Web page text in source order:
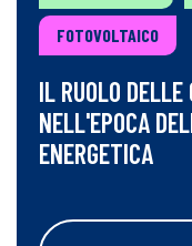
FOTOVOLTAICO
IL RUOLO
NELL'EPOCA
ENERGETICA